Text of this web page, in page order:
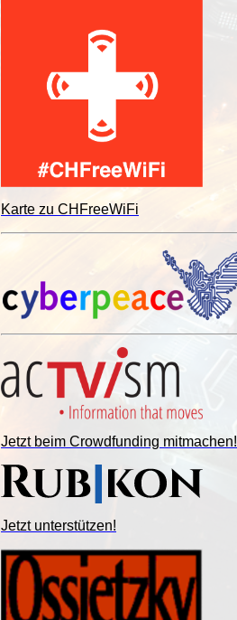
Karte zu CHFreeWiFi
Jetzt beim Crowdfunding mitmachen!
Jetzt unterstützen!